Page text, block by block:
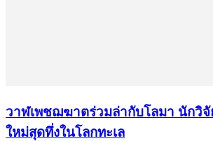
วาฬเพชฌฆาตร่วมล่ากับโลมา นักวิจั
ใหม่สุดทึ่งในโลกทะเล